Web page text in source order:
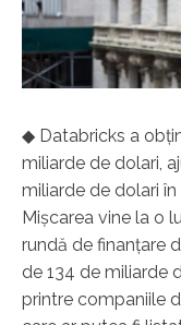
◆ Databricks a
miliarde de dolari,
miliarde de dolari
Mişcarea vine la o
rundă de finanţare
de 134 de miliarde
printre companiile